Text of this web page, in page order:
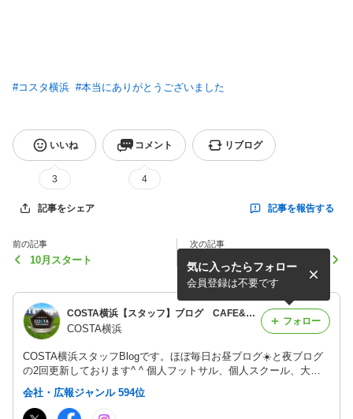
#コスタ横浜 #本当にありがとうございました
いいね
3
コメント
4
リブログ
記事をシェア 記事を報告する
前の記事
10月スタート
次の記事
COSTA横浜【スタッフ】ブログ CAFE&BAR併設！BBQも大人気！
COSTA横浜
COSTA横浜スタッフBlogです。ほぼ毎日お昼ブログ☀️と夜ブログ
の2回更新しております^ ^ 個人フットサル、個人スクール、大会
やイベント、個性溢れるスタッフの話題を更新します！ 投稿への
「いいね！」、「ペタ」、「リブログ」よろしくお願いします！！
気に入ったらフォロー
会員登録は不要です
フォロー
会社・広報ジャンル 594位